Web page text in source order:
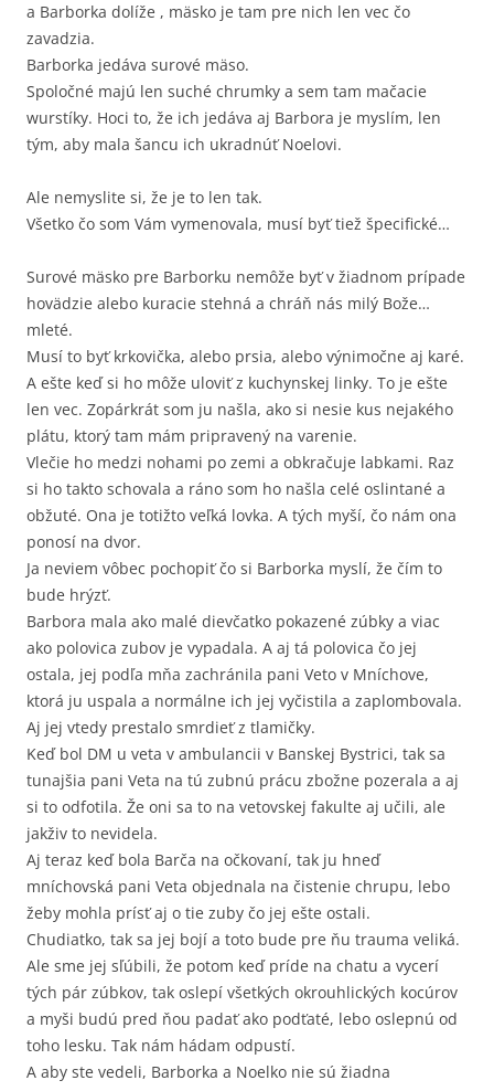
a Barborka dolíže , mäsko je tam pre nich len vec čo
zavadzia.
Barborka jedáva surové mäso.
Spoločné majú len suché chrumky a sem tam mačacie
wurstíky. Hoci to, že ich jedáva aj Barbora je myslím, len
tým, aby mala šancu ich ukradnúť Noelovi.
Ale nemyslite si, že je to len tak.
Všetko čo som Vám vymenovala, musí byť tiež špecifické…
Surové mäsko pre Barborku nemôže byť v žiadnom prípade
hovädzie alebo kuracie stehná a chráň nás milý Bože…
mleté.
Musí to byť krkovička, alebo prsia, alebo výnimočne aj karé.
A ešte keď si ho môže uloviť z kuchynskej linky. To je ešte
len vec. Zopárkrát som ju našla, ako si nesie kus nejakého
plátu, ktorý tam mám pripravený na varenie.
Vlečie ho medzi nohami po zemi a obkračuje labkami. Raz
si ho takto schovala a ráno som ho našla celé oslintané a
obžuté. Ona je totižto veľká lovka. A tých myší, čo nám ona
ponosí na dvor.
Ja neviem vôbec pochopiť čo si Barborka myslí, že čím to
bude hrýzť.
Barbora mala ako malé dievčatko pokazené zúbky a viac
ako polovica zubov je vypadala. A aj tá polovica čo jej
ostala, jej podľa mňa zachránila pani Veto v Mníchove,
ktorá ju uspala a normálne ich jej vyčistila a zaplombovala.
Aj jej vtedy prestalo smrdieť z tlamičky.
Keď bol DM u veta v ambulancii v Banskej Bystrici, tak sa
tunajšia pani Veta na tú zubnú prácu zbožne pozerala a aj
si to odfotila. Že oni sa to na vetovskej fakulte aj učili, ale
jakživ to nevidela.
Aj teraz keď bola Barča na očkovaní, tak ju hneď
mníchovská pani Veta objednala na čistenie chrupu, lebo
žeby mohla prísť aj o tie zuby čo jej ešte ostali.
Chudiatko, tak sa jej bojí a toto bude pre ňu trauma veliká.
Ale sme jej sľúbili, že potom keď príde na chatu a vycerí
tých pár zúbkov, tak oslepí všetkých okrouhlických kocúrov
a myši budú pred ňou padať ako podťaté, lebo oslepnú od
toho lesku. Tak nám hádam odpustí.
A aby ste vedeli, Barborka a Noelko nie sú žiadna